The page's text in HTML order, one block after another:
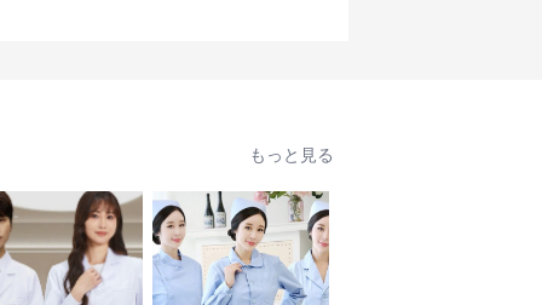
もっと見る